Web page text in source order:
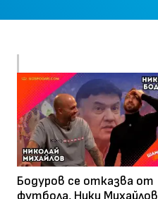
Бодуров се отказва от
футбола, Ники Михайлов